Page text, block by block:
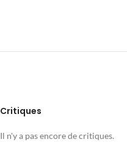
Critiques
Il n'y a pas encore de critiques.